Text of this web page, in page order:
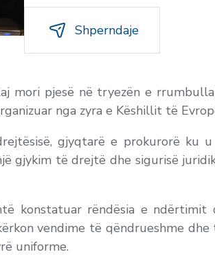
Shperndaje
mori pjesë në tryezën e
nga zyra e Këshillit të
gjyqtarë e prokurorë ku
gjykim të drejtë dhe sigurisë
konstatuar rëndësia e
vendime të qëndrueshme dhe
uniforme.